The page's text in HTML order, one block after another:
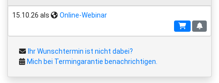
15.10.26 als Online-Webinar
Ihr Wunschtermin ist nicht dabei?
Mich bei Termingarantie benachrichtigen.